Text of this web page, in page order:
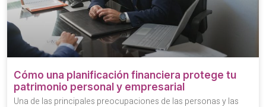
Cómo una planificación financiera protege tu
patrimonio personal y empresarial
Una de las principales preocupaciones de las personas y las